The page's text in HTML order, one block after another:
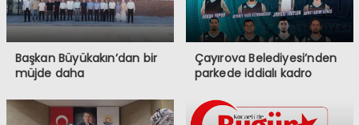
Başkan Büyükakın’dan bir
müjde daha
Çayırova Belediyesi’nden
parkede iddialı kadro